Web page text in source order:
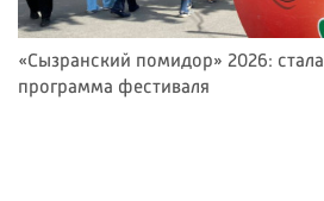
«Сызранский помидор» 2026: стала
программа фестиваля